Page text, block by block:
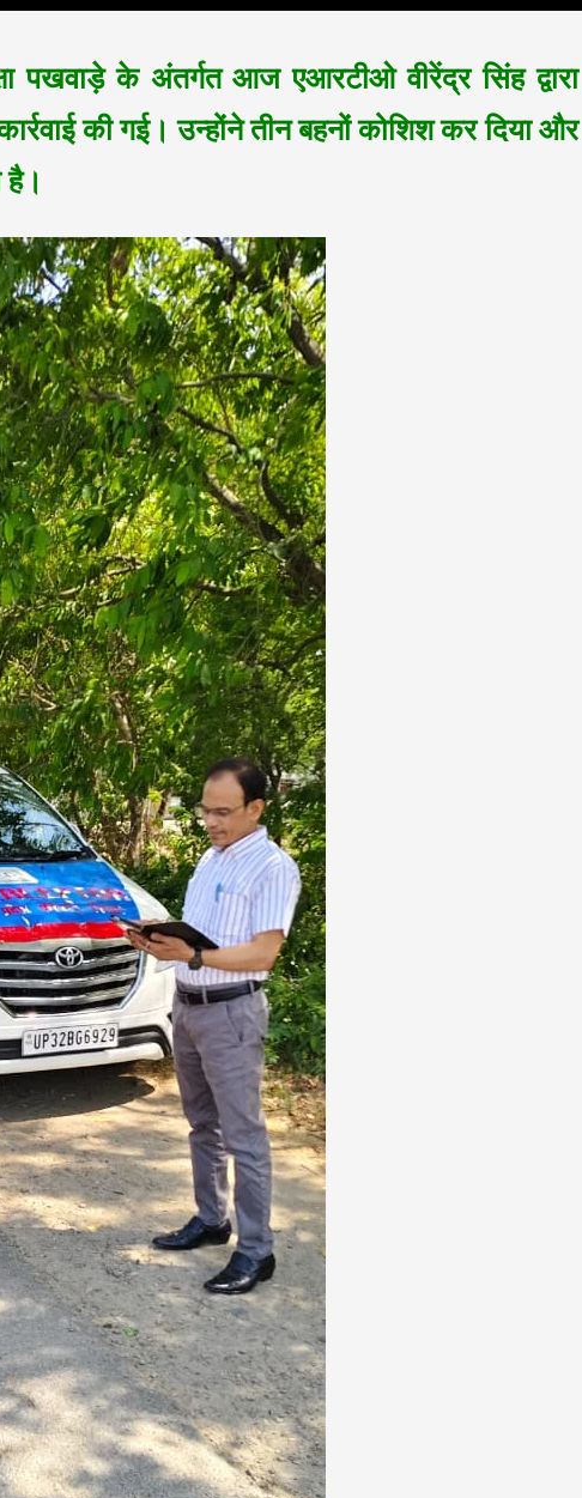
पखवाड़े के अंतर्गत आज एआरटीओ वीरेंद्र सिंह द्वारा
की गई। उन्होंने तीन बहनों कोशिश कर दिया और
है।